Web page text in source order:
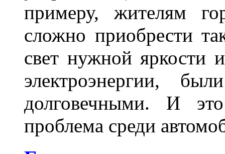
примеру, жителям
сложно приобрести
свет нужной яркости
электроэнергии,
долговечными. И
проблема среди